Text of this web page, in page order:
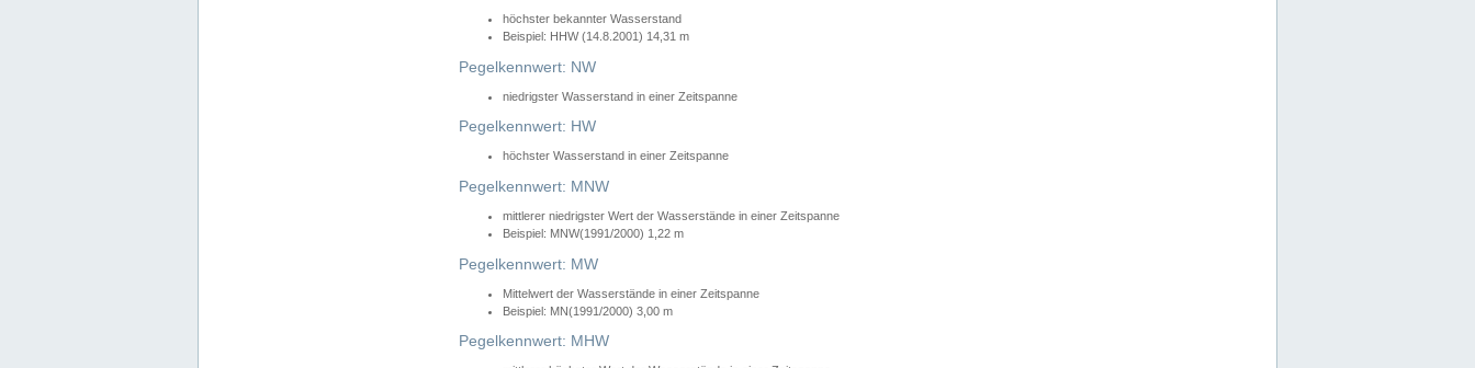
höchster bekannter Wasserstand
Beispiel: HHW (14.8.2001) 14,31 m
Pegelkennwert: NW
niedrigster Wasserstand in einer Zeitspanne
Pegelkennwert: HW
höchster Wasserstand in einer Zeitspanne
Pegelkennwert: MNW
mittlerer niedrigster Wert der Wasserstände in einer Zeitspanne
Beispiel: MNW(1991/2000) 1,22 m
Pegelkennwert: MW
Mittelwert der Wasserstände in einer Zeitspanne
Beispiel: MN(1991/2000) 3,00 m
Pegelkennwert: MHW